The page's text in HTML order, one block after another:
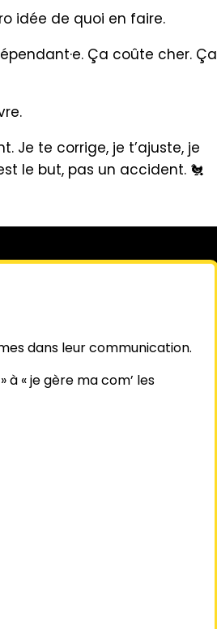
idée de quoi en faire.
Ça coûte cher. Ça
Je te corrige, je t’ajuste, je
le but, pas un accident. 🐔
dans leur communication.
à « je gère ma com’ les